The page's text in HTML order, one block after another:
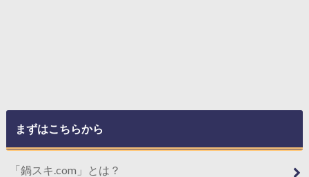
まずはこちらから
「鍋スキ.com」とは？